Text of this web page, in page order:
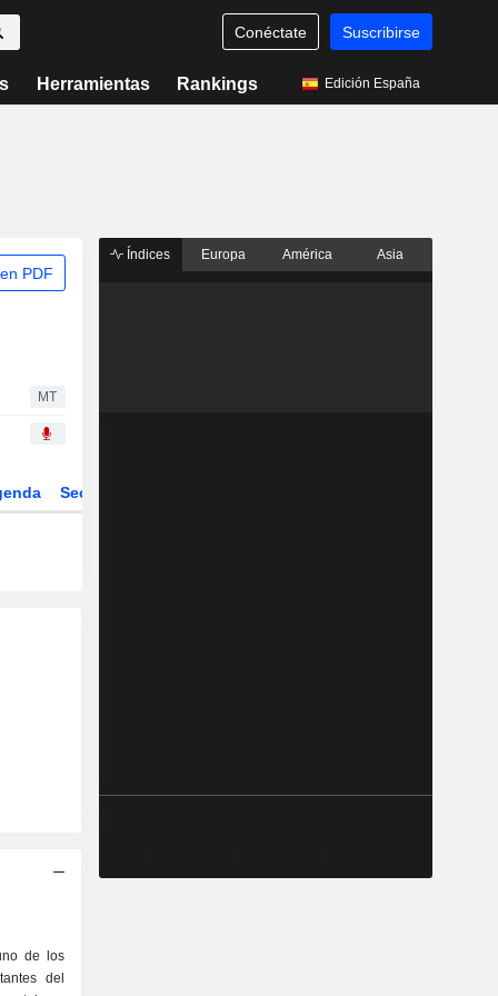
Conéctate Suscribirse
Herramientas Rankings Edición España
PDF
MT
Sector
de los
del
Índices Europa América Asia